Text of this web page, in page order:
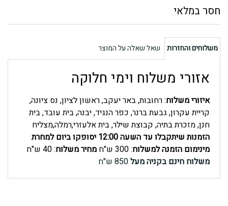
משלוחים והחזרות שאל שאלה על המוצר
אזורי משלוח וימי חלוקה
איזורי משלוח: רחובות, באר יעקב, ראשון לציון, נס ציונה,
קריית עקרון, גבעת ברנר, כפר הנגיד, יבנה, בית עובד, בית
חנן, מזכרת בתיה, קבוצת שילר, בית אלעזרי,רמלה,מצליח
הזמנות שיתקבלו עד השעה 12:00 יסופקו ביום למחרת
מינימום הזמנה למשלוח: 300 ש"ח מחיר משלוח: 40 ש"ח
משלוח חינם בקניה מעל850 ש"ח